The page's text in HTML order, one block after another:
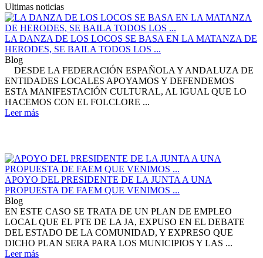
Ultimas noticias
LA DANZA DE LOS LOCOS SE BASA EN LA MATANZA DE
HERODES, SE BAILA TODOS LOS ...
Blog
DESDE LA FEDERACIÓN ESPAÑOLA Y ANDALUZA DE
ENTIDADES LOCALES APOYAMOS Y DEFENDEMOS
ESTA MANIFESTACIÓN CULTURAL, AL IGUAL QUE LO
HACEMOS CON EL FOLCLORE ...
Leer más
APOYO DEL PRESIDENTE DE LA JUNTA A UNA
PROPUESTA DE FAEM QUE VENIMOS ...
Blog
EN ESTE CASO SE TRATA DE UN PLAN DE EMPLEO
LOCAL QUE EL PTE DE LA JA, EXPUSO EN EL DEBATE
DEL ESTADO DE LA COMUNIDAD, Y EXPRESO QUE
DICHO PLAN SERA PARA LOS MUNICIPIOS Y LAS ...
Leer más